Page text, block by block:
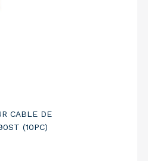
CABLE DE
(10PC)